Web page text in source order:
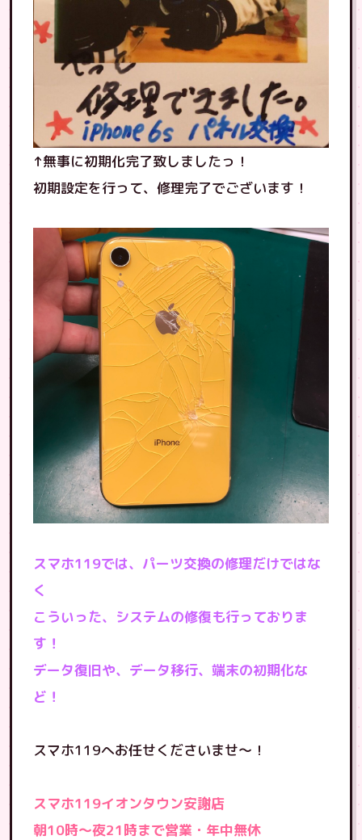
↑無事に初期化完了致しましたっ！
初期設定を行って、修理完了でございます！
スマホ119では、パーツ交換の修理だけではな
く
こういった、システムの修復も行っておりま
す！
データ復旧や、データ移行、端末の初期化な
ど！
スマホ119へお任せくださいませ〜！
スマホ119イオンタウン安謝店
朝10時〜夜21時まで営業・年中無休